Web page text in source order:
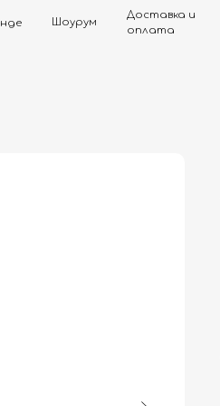
Доставка и
оплата
Шоурум